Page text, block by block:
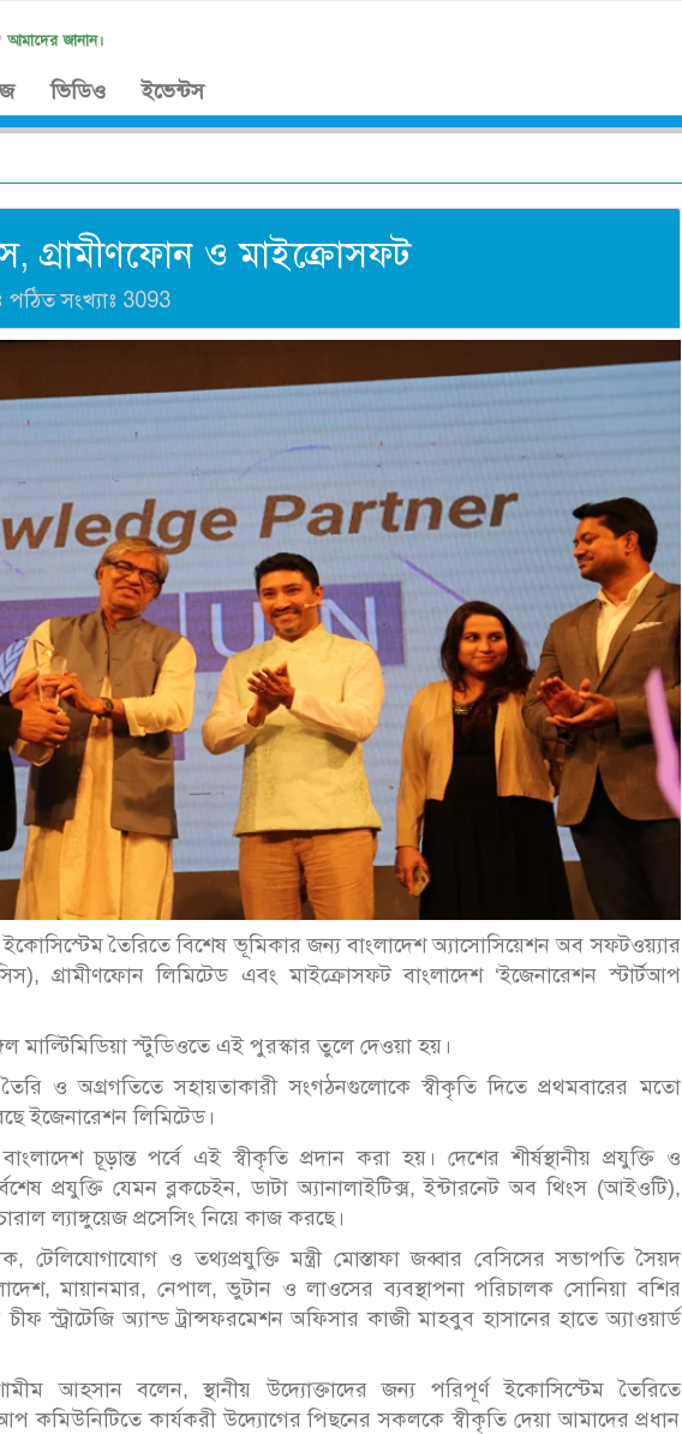
আমাদের জানান।
ভিডিও ইভেন্টস
গ্রামীণফোন ও মাইক্রোসফট
সংখ্যাঃ 3093
ইকোসিস্টেম তৈরিতে বিশেষ ভূমিকার জন্য বাংলাদেশ অ্যাসোসিয়েশন অব সফটওয়্যার
গ্রামীণফোন লিমিটেড এবং মাইক্রোসফট বাংলাদেশ ‘ইজেনারেশন স্টার্টআপ
মাল্টিমিডিয়া স্টুডিওতে এই পুরস্কার তুলে দেওয়া হয়।
তৈরি ও অগ্রগতিতে সহায়তাকারী সংগঠনগুলোকে স্বীকৃতি দিতে প্রথমবারের মতো
ইজেনারেশন লিমিটেড।
চূড়ান্ত পর্বে এই স্বীকৃতি প্রদান করা হয়। দেশের শীর্ষস্থানীয় প্রযুক্তি ও
প্রযুক্তি যেমন ব্লকচেইন, ডাটা অ্যানালাইটিক্স, ইন্টারনেট অব থিংস (আইওটি),
ল্যাঙ্গুয়েজ প্রসেসিং নিয়ে কাজ করছে।
টেলিযোগাযোগ ও তথ্যপ্রযুক্তি মন্ত্রী মোস্তাফা জব্বার বেসিসের সভাপতি সৈয়দ
মায়ানমার, নেপাল, ভুটান ও লাওসের ব্যবস্থাপনা পরিচালক সোনিয়া বশির
স্ট্রাটেজি অ্যান্ড ট্রান্সফরমেশন অফিসার কাজী মাহবুব হাসানের হাতে অ্যাওয়ার্ড
আহসান বলেন, স্থানীয় উদ্যোক্তাদের জন্য পরিপূর্ণ ইকোসিস্টেম তৈরিতে
কমিউনিটিতে কার্যকরী উদ্যোগের পিছনের সকলকে স্বীকৃতি দেয়া আমাদের প্রধান